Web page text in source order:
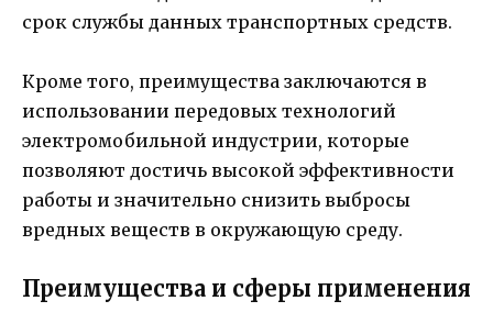
срок службы данных транспортных средств.
Кроме того, преимущества заключаются в
использовании передовых технологий
электромобильной индустрии, которые
позволяют достичь высокой эффективности
работы и значительно снизить выбросы
вредных веществ в окружающую среду.
Преимущества и сферы применения